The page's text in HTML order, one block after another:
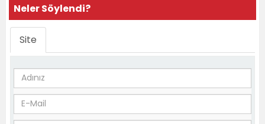
Neler Söylendi?
Site